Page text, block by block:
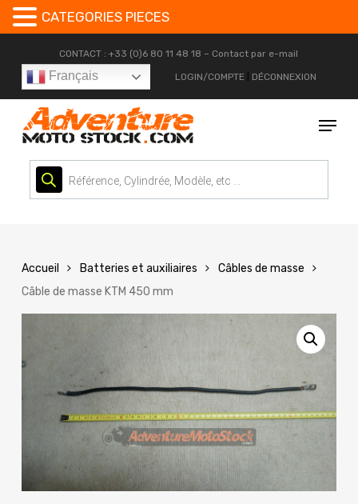
content
CONTACT : +33 (0)6 80 11 48 18 – Contact par e-mail
Français LOGIN/COMPTE| DÉCONNEXION
Menu
Recherche
de
produits
Accueil Batteries et auxiliaires
Câbles de masse
Câble de masse KTM 450 mm
CATEGORIES PIECES